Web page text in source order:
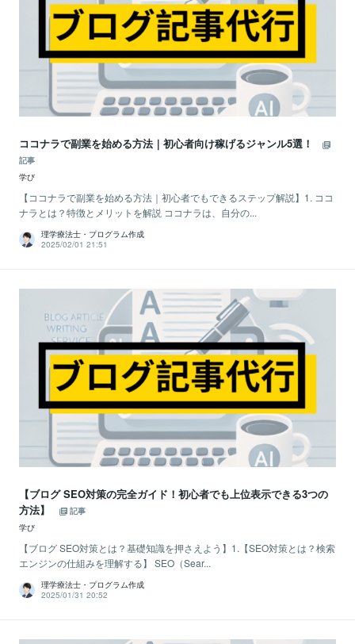
ココナラで副業を始める方法｜初心者向け稼げるジャンル5選！
記事
学び
【ココナラで副業を始める方法｜初心者でもできるステップ解説】1. ココ
ナラとは？特徴とメリットを解説 ココナラは、自分の...
理学療法士・プログラム作成
2025/02/01 21:51
【ブログ SEO対策の完全ガイド！初心者でも上位表示できる3つの
方法】
記事
学び
【ブログ SEO対策とは？基礎知識を押さえよう】1.【SEO対策とは？検索
エンジンの仕組みを理解する】 SEO（Sear...
理学療法士・プログラム作成
2025/01/31 20:52